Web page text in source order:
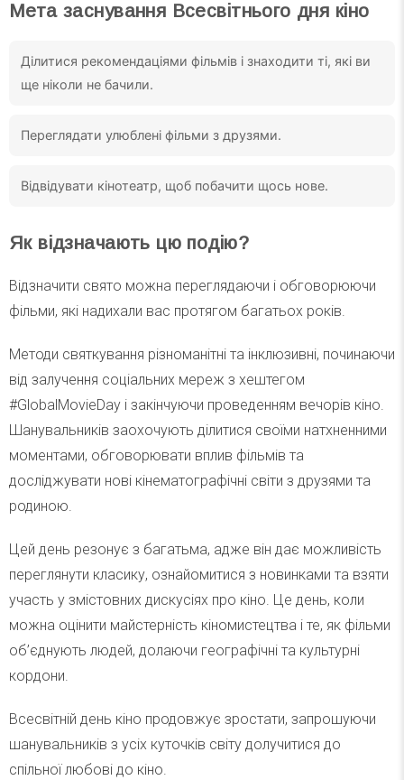
Мета заснування Всесвітнього дня кіно
Ділитися рекомендаціями фільмів і знаходити ті, які ви
ще ніколи не бачили.
Переглядати улюблені фільми з друзями.
Відвідувати кінотеатр, щоб побачити щось нове.
Як відзначають цю подію?
Відзначити свято можна переглядаючи і обговорюючи
фільми, які надихали вас протягом багатьох років.
Методи святкування різноманітні та інклюзивні, починаючи
від залучення соціальних мереж з хештегом
#GlobalMovieDay і закінчуючи проведенням вечорів кіно.
Шанувальників заохочують ділитися своїми натхненними
моментами, обговорювати вплив фільмів та
досліджувати нові кінематографічні світи з друзями та
родиною.
Цей день резонує з багатьма, адже він дає можливість
переглянути класику, ознайомитися з новинками та взяти
участь у змістовних дискусіях про кіно. Це день, коли
можна оцінити майстерність кіномистецтва і те, як фільми
об’єднують людей, долаючи географічні та культурні
кордони.
Всесвітній день кіно продовжує зростати, запрошуючи
шанувальників з усіх куточків світу долучитися до
спільної любові до кіно.